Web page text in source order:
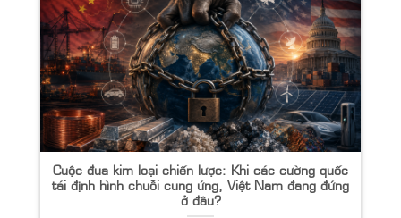
Cuộc đua kim loại chiến lược: Khi các cường quốc
tái định hình chuỗi cung ứng, Việt Nam đang đứng
ở đâu?